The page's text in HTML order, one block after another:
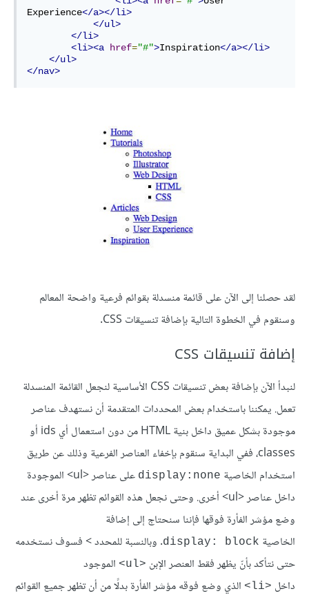
Experience</a></li>
</ul>
</li>
<li><a
href="#">Inspiration</a></li>
</ul>
</nav>
لقد حصلنا إلى الآن على قائمة منسدلة بقوائم فرعية واضحة المعالم
وسنقوم في الخطوة التالية بإضافة تنسيقات CSS.
إضافة تنسيقات CSS
لنبدأ الآن بإضافة بعض تنسيقات CSS الأساسية لنجعل القائمة المنسدلة
تعمل. يمكننا باستخدام بعض المحددات المتقدمة أن نستهدف عناصر
موجودة بشكل عميق داخل بنية HTML من دون استعمال أي ids أو
classes، ففي البداية سنقوم بإخفاء العناصر الفرعية وذلك عن طريق
استخدام الخاصية display:none
على عناصر <ul> الموجودة
داخل عناصر <ul> أخرى. وحتى نجعل هذه القوائم تظهر مرة أخرى عند
وضع مؤشر الفأرة فوقها فإننا سنحتاج إلى إضافة
الخاصية display: block. وبالنسبة للمحدد > فسوف نستخدمه
حتى نتأكد بأنّ يظهر فقط العنصر الإبن <ul>
الموجود
داخل <li>
الذي وضع فوقه مؤشر الفأرة بدلًا من أن تظهر جميع القوائم